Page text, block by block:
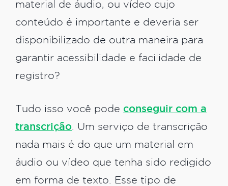
material de áudio, ou vídeo cujo
conteúdo é importante e deveria ser
disponibilizado de outra maneira para
garantir acessibilidade e facilidade de
registro?
Tudo isso você pode conseguir com a
transcrição . Um serviço de transcrição
nada mais é do que um material em
áudio ou vídeo que tenha sido redigido
em forma de texto. Esse tipo de